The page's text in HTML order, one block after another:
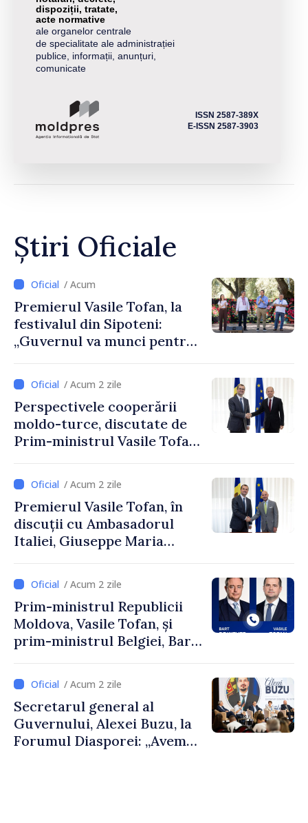
dispoziții, tratate,
acte normative
ale organelor centrale
de specialitate ale administrației
publice, informații, anunțuri,
comunicate
ISSN 2587-389X
E-ISSN 2587-3903
Știri Oficiale
/ Acum
Premierul Vasile Tofan, la
festivalul din Sipoteni:
„Guvernul va munci pentru
comunitate și toți
moldovenii să prospere”
/ Acum 2 zile
Perspectivele cooperării
moldo-turce, discutate de
Prim-ministrul Vasile Tofan
Uygar Mustafa Sertel
/ Acum 2 zile
Premierul Vasile Tofan, în
discuții cu Ambasadorul
Italiei, Giuseppe Maria
/ Acum 2 zile
Prim-ministrul Republicii
Moldova, Vasile Tofan, și
prim-ministrul Belgiei, Bart
despre parcursul european
al Republicii Moldova.
/ Acum 2 zile
Secretarul general al
Guvernului, Alexei Buzu, la
Forumul Diasporei: „Avem